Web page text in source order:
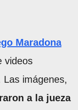
Maradona
videos
Las imágenes,
a la jueza